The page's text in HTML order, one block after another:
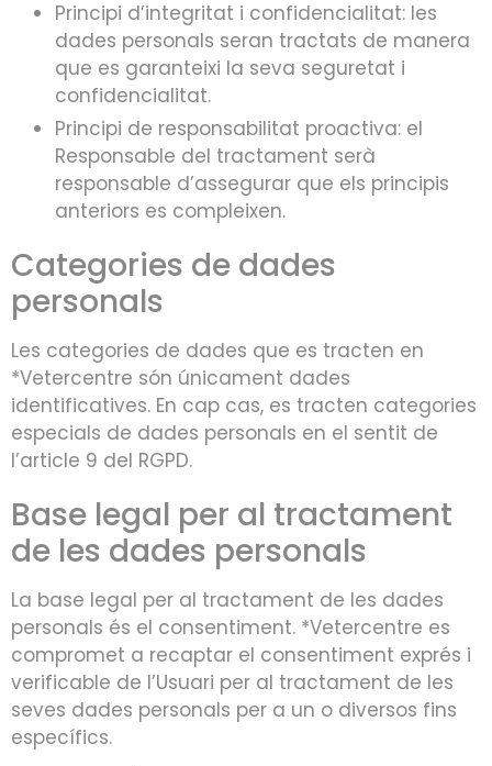
Principi d’integritat i confidencialitat: les
dades personals seran tractats de manera
que es garanteixi la seva seguretat i
confidencialitat.
Principi de responsabilitat proactiva: el
Responsable del tractament serà
responsable d’assegurar que els principis
anteriors es compleixen.
Categories de dades
personals
Les categories de dades que es tracten en
*Vetercentre són únicament dades
identificatives. En cap cas, es tracten categories
especials de dades personals en el sentit de
l’article 9 del RGPD.
Base legal per al tractament
de les dades personals
La base legal per al tractament de les dades
personals és el consentiment. *Vetercentre es
compromet a recaptar el consentiment exprés i
verificable de l’Usuari per al tractament de les
seves dades personals per a un o diversos fins
específics.